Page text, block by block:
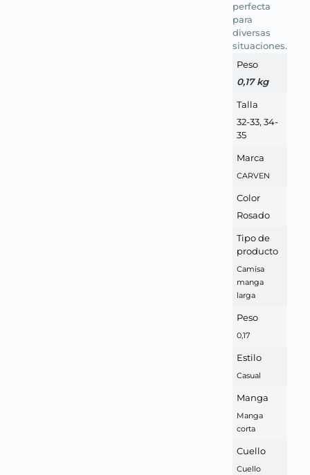
perfecta
para
diversas
situaciones.
Peso
0,17 kg
Talla
32-33, 34-
35
Marca
CARVEN
Color
Rosado
Tipo de
producto
Camisa
manga
larga
Peso
0,17
Estilo
Casual
Manga
Manga
corta
Cuello
Cuello